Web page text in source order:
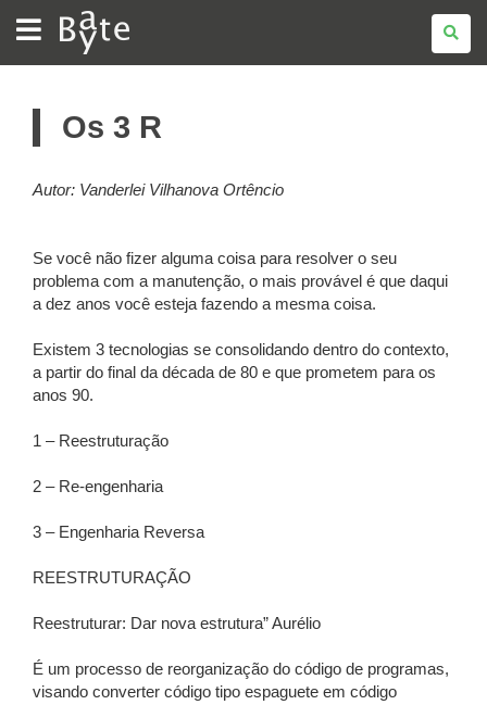
BATE
BYTE
Os 3 R
Autor: Vanderlei Vilhanova Ortêncio
Se você não fizer alguma coisa para resolver o seu
problema com a manutenção, o mais provável é que daqui
a dez anos você esteja fazendo a mesma coisa.
Existem 3 tecnologias se consolidando dentro do contexto,
a partir do final da década de 80 e que prometem para os
anos 90.
1 – Reestruturação
2 – Re-engenharia
3 – Engenharia Reversa
REESTRUTURAÇÃO
Reestruturar: Dar nova estrutura” Aurélio
É um processo de reorganização do código de programas,
visando converter código tipo espaguete em código